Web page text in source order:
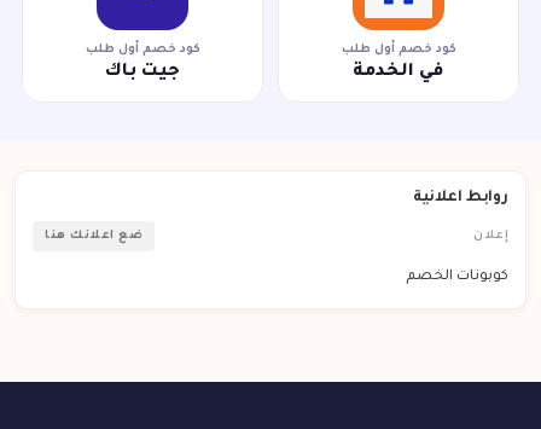
كود خصم أول طلب
في الخدمة
كود خصم أول طلب
جيت باك
روابط اعلانية
إعلان ضع اعلانك هنا
كوبونات الخصم